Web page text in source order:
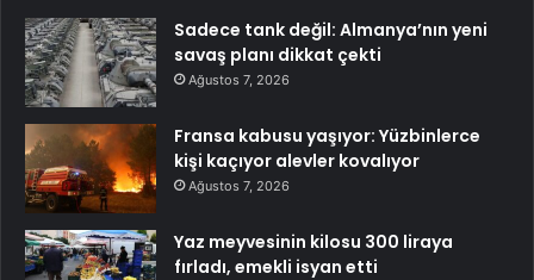
Sadece tank değil: Almanya’nın yeni
savaş planı dikkat çekti
Ağustos 7, 2026
Fransa kabusu yaşıyor: Yüzbinlerce
kişi kaçıyor alevler kovalıyor
Ağustos 7, 2026
Yaz meyvesinin kilosu 300 liraya
fırladı, emekli isyan etti